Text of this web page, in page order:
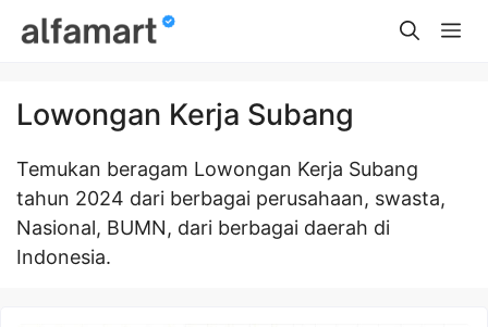
Lowongan Kerja Subang
Temukan beragam Lowongan Kerja Subang
tahun 2024 dari berbagai perusahaan, swasta,
Nasional, BUMN, dari berbagai daerah di
Indonesia.